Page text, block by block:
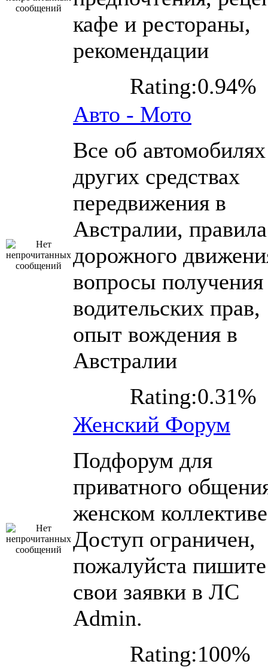
кафе и рестораны,
рекомендации
Rating:0.94%
Авто - Мото
Все об
других средствах
передвижения в
Австралии, правила
дорожного
вопросы получения
водительских прав,
опыт вождения в
Австралии
Rating:0.31%
Женский Форум
Подфорум для
приватного
женском
Доступ ограничен,
пожалуйста пишите
свои заявки в ЛС
Admin.
Rating:100%